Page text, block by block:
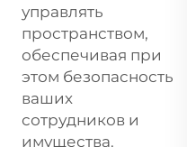
управлять
пространством,
обеспечивая при
этом безопасность
ваших
сотрудников и
имущества.